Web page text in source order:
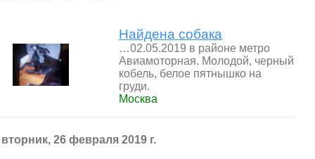
Найдена собака
…02.05.2019 в районе метро
Авиамоторная. Молодой, черный
кобель, белое пятнышко на
груди.
Москва
вторник, 26 февраля 2019 г.